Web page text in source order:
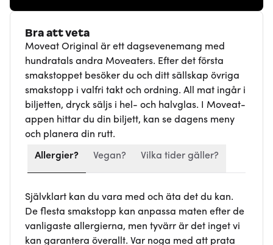
Bra att veta
Moveat Original är ett dagsevenemang med
hundratals andra Moveaters. Efter det första
smakstoppet besöker du och ditt sällskap övriga
smakstopp i valfri takt och ordning. All mat ingår i
biljetten, dryck säljs i hel- och halvglas. I Moveat-
appen hittar du din biljett, kan se dagens meny
och planera din rutt.
Allergier? Vegan? Vilka tider gäller?
Självklart kan du vara med och äta det du kan.
De flesta smakstopp kan anpassa maten efter de
vanligaste allergierna, men tyvärr är det inget vi
kan garantera överallt. Var noga med att prata